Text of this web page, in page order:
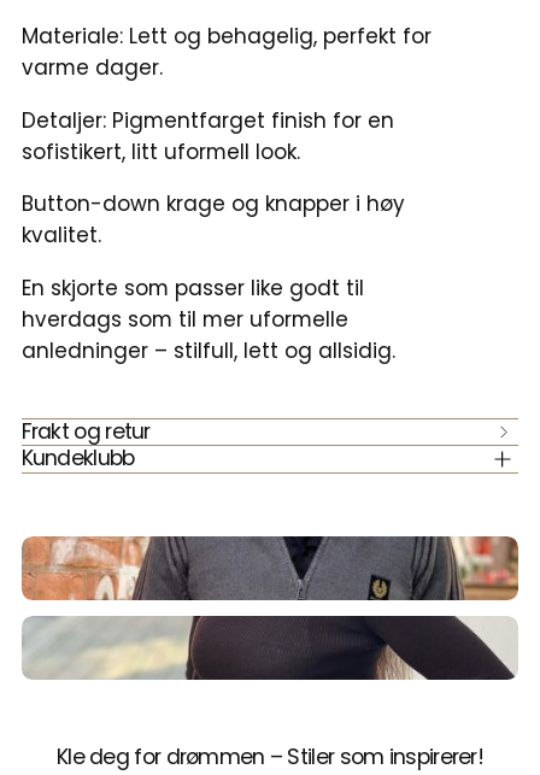
Materiale: Lett og behagelig, perfekt for
varme dager.
Detaljer: Pigmentfarget finish for en
sofistikert, litt uformell look.
Button-down krage og knapper i høy
kvalitet.
En skjorte som passer like godt til
hverdags som til mer uformelle
anledninger – stilfull, lett og allsidig.
Frakt og retur
Kundeklubb
Kle deg for drømmen – Stiler som inspirerer!